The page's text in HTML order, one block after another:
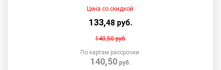
Цена со скидкой:
133,48 руб.
140,50руб.
По картам рассрочки:
140,50руб.